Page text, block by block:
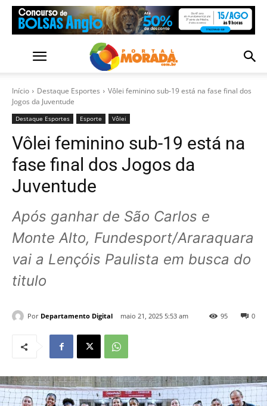
Início Destaque Esportes
Vôlei feminino sub-19 está na fase final dos
Jogos da Juventude
Destaque Esportes Esporte Vôlei
Vôlei feminino sub-19 está na
fase final dos Jogos da
Juventude
Após ganhar de São Carlos e
Monte Alto, Fundesport/Araraquara
vai a Lençóis Paulista em busca do
titulo
Por Departamento Digital maio 21, 2025 5:53 am 0
95